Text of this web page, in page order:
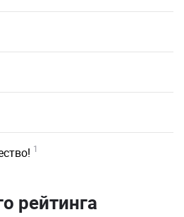
1
рейтинга